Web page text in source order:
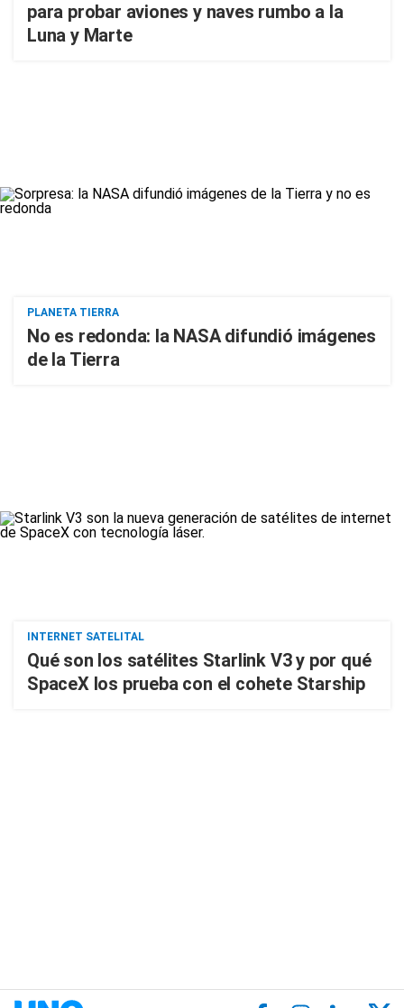
para probar aviones y naves rumbo a la
Luna y Marte
PLANETA TIERRA
No es redonda: la NASA difundió imágenes
de la Tierra
INTERNET SATELITAL
Qué son los satélites Starlink V3 y por qué
SpaceX los prueba con el cohete Starship